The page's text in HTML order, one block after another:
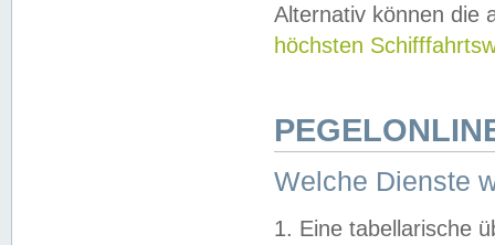
Alternativ können die
höchsten
Welche Dienste
1. Eine tabellarische